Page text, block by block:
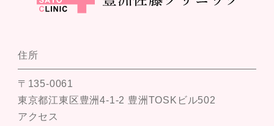
住所
〒135-0061
東京都江東区豊洲4-1-2 豊洲TOSKビル502
アクセス